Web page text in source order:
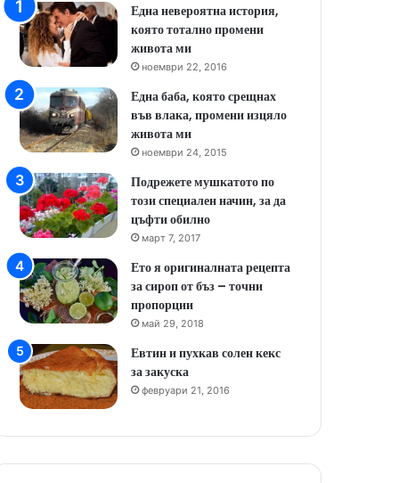
Една невероятна история,
която тотално промени
живота ми
ноември 22, 2016
Една баба, която срещнах
във влака, промени изцяло
живота ми
ноември 24, 2015
Подрежете мушкатото по
този специален начин, за да
цъфти обилно
март 7, 2017
Ето я оригиналната рецепта
за сироп от бъз – точни
пропорции
май 29, 2018
Евтин и пухкав солен кекс
за закуска
февруари 21, 2016